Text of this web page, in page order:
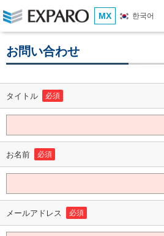
MX 한국어
お問い合わせ
タイトル 必須
お名前 必須
メールアドレス 必須